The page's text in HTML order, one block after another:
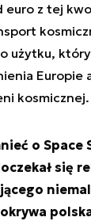
euro z tej
użytku,
Europie
kosmicznej.
o Space
się
niemal